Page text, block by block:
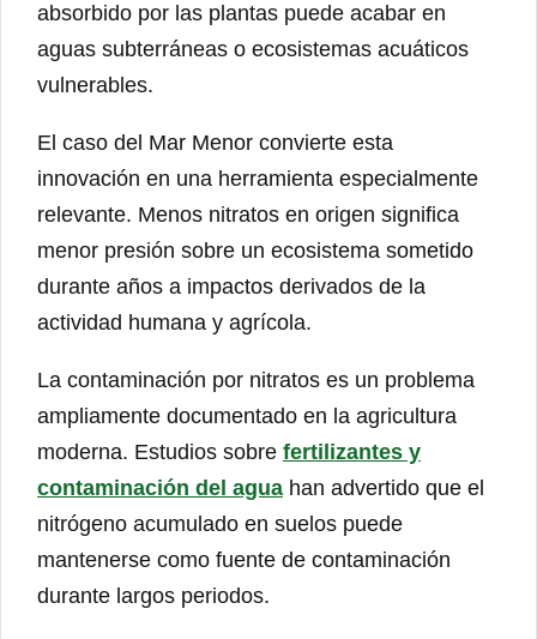
absorbido por las plantas puede acabar en
aguas subterráneas o ecosistemas acuáticos
vulnerables.
El caso del Mar Menor convierte esta
innovación en una herramienta especialmente
relevante. Menos nitratos en origen significa
menor presión sobre un ecosistema sometido
durante años a impactos derivados de la
actividad humana y agrícola.
La contaminación por nitratos es un problema
ampliamente documentado en la agricultura
moderna. Estudios sobre fertilizantes y
contaminación del agua han advertido que el
nitrógeno acumulado en suelos puede
mantenerse como fuente de contaminación
durante largos periodos.